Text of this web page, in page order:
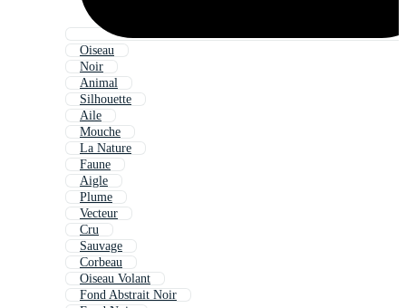
Oiseau
Noir
Animal
Silhouette
Aile
Mouche
La Nature
Faune
Aigle
Plume
Vecteur
Cru
Sauvage
Corbeau
Oiseau Volant
Fond Abstrait Noir